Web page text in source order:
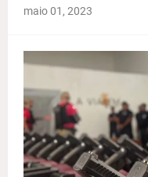
maio 01, 2023